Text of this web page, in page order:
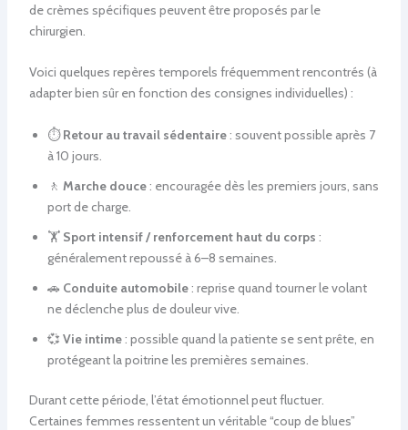
de crèmes spécifiques peuvent être proposés par le
chirurgien.
Voici quelques repères temporels fréquemment rencontrés (à
adapter bien sûr en fonction des consignes individuelles) :
⏱️Retour au travail sédentaire: souvent possible après 7
à 10 jours.
🚶 Marche douce: encouragée dès les premiers jours, sans
port de charge.
🏋️ Sport intensif / renforcement haut du corps :
généralement repoussé à 6–8 semaines.
🚗 Conduite automobile: reprise quand tourner le volant
ne déclenche plus de douleur vive.
💞 Vie intime: possible quand la patiente se sent prête, en
protégeant la poitrine les premières semaines.
Durant cette période, l’état émotionnel peut fluctuer.
Certaines femmes ressentent un véritable “coup de blues”